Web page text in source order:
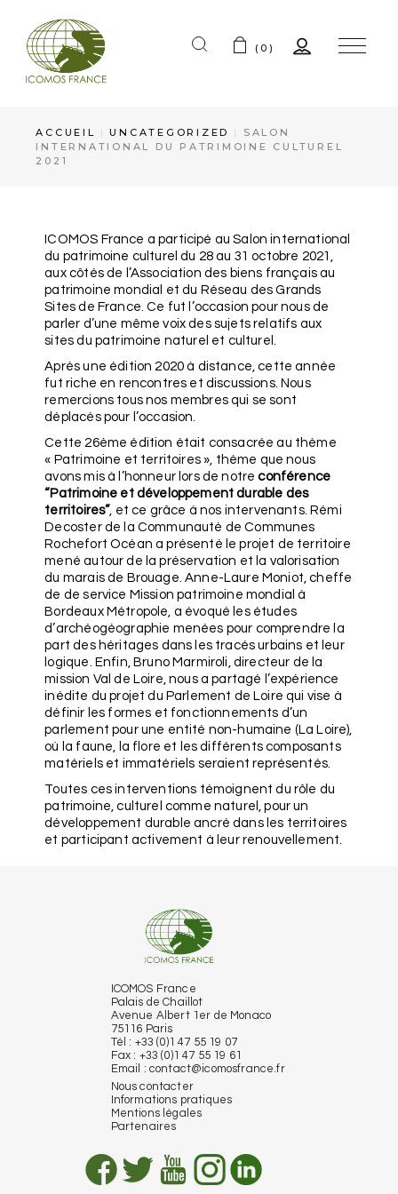
(0)
ACCUEIL UNCATEGORIZED
SALON
INTERNATIONAL DU PATRIMOINE CULTUREL
2021
ICOMOS France a participé au Salon international
du patrimoine culturel du 28 au 31 octobre 2021,
aux côtés de l’Association des biens français au
patrimoine mondial et du Réseau des Grands
Sites de France. Ce fut l’occasion pour nous de
parler d’une même voix des sujets relatifs aux
sites du patrimoine naturel et culturel.
Après une édition 2020 à distance, cette année
fut riche en rencontres et discussions. Nous
remercions tous nos membres qui se sont
déplacés pour l’occasion.
Cette 26ème édition était consacrée au thème
« Patrimoine et territoires », thème que nous
avons mis à l’honneur lors de notreconférence
“Patrimoine et développement durable des
territoires”, et ce grâce à nos intervenants. Rémi
Decoster de la Communauté de Communes
Rochefort Océan a présenté le projet de territoire
mené autour de la préservation et la valorisation
du marais de Brouage. Anne-Laure Moniot, cheffe
de de service Mission patrimoine mondial à
Bordeaux Métropole, a évoqué les études
d’archéogéographie menées pour comprendre la
part des héritages dans les tracés urbains et leur
logique. Enfin, Bruno Marmiroli, directeur de la
mission Val de Loire, nous a partagé l’expérience
inédite du projet du Parlement de Loire qui vise à
définir les formes et fonctionnements d’un
parlement pour une entité non-humaine (La Loire),
où la faune, la flore et les différents composants
matériels et immatériels seraient représentés.
Toutes ces interventions témoignent du rôle du
patrimoine, culturel comme naturel, pour un
développement durable ancré dans les territoires
et participant activement à leur renouvellement.
ICOMOS France
Palais de Chaillot
Avenue Albert 1er de Monaco
75116 Paris
Tél : +33 (0)1 47 55 19 07
Fax : +33 (0)1 47 55 19 61
Email : contact@icomosfrance.fr
Nous contacter
Informations pratiques
Mentions légales
Partenaires